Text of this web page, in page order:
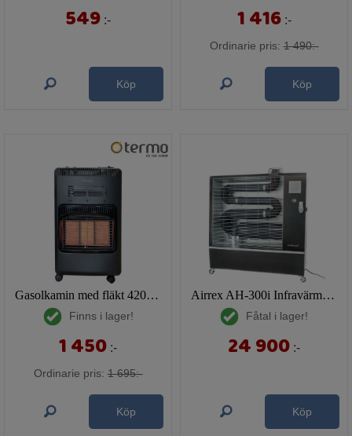
549 :-
Köp
1 416 :-
Ordinarie pris: 1 490:-
Köp
Gasolkamin med fläkt 4200W
Finns i lager!
1 450 :-
Ordinarie pris: 1 695:-
Köp
Airrex AH-300i Infravärmare (Wi-Fi)
Fåtal i lager!
24 900 :-
Köp